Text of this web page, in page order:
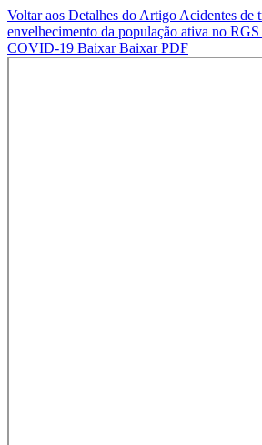
Voltar aos Detalhes do Artigo Acidentes de
envelhecimento da população ativa no
COVID-19 BaixarBaixar PDF